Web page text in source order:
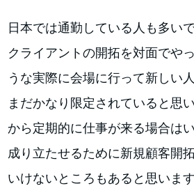
日本では通勤している人も多い
クライアントの開拓を対面でや
うな実際に会場に行って新しい
まだかなり限定されていると思
から定期的に仕事が来る場合は
成り立たせるために新規顧客開
いけないところもあると思いま